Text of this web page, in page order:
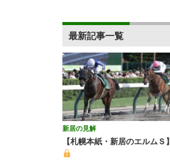
最新記事一覧
新居の見解
【札幌本紙・新居のエルムＳ】